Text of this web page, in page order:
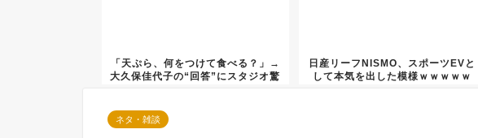
「天ぷら、何をつけて食べる？」→
大久保佳代子の“回答”にスタジオ驚
日産リーフNISMO、スポーツEVと
して本気を出した模様ｗｗｗｗｗ
ネタ・雑談